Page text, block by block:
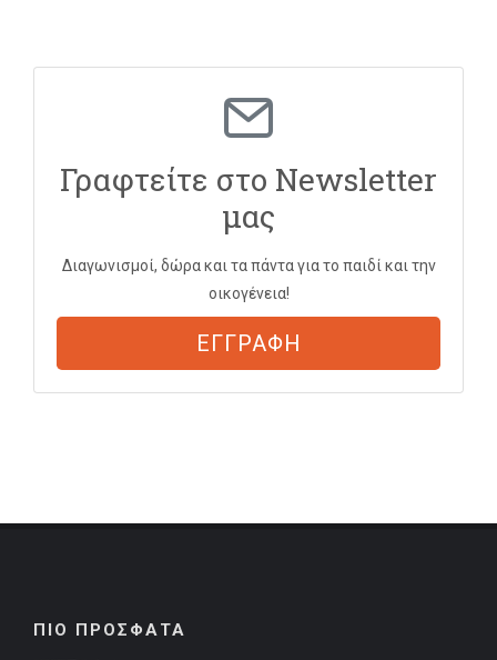
Γραφτείτε στο Newsletter
μας
Διαγωνισμοί, δώρα και τα πάντα για το παιδί και την
οικογένεια!
ΕΓΓΡΑΦΗ
ΠΙΟ ΠΡΟΣΦΑΤΑ